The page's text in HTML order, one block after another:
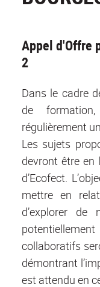
Appel d'Offre
2
Dans le cadre
de
régulièrement
Les sujets
devront être en
d’Ecofect.
mettre en
d’explorer de
collaboratifs
démontrant
est attendu en